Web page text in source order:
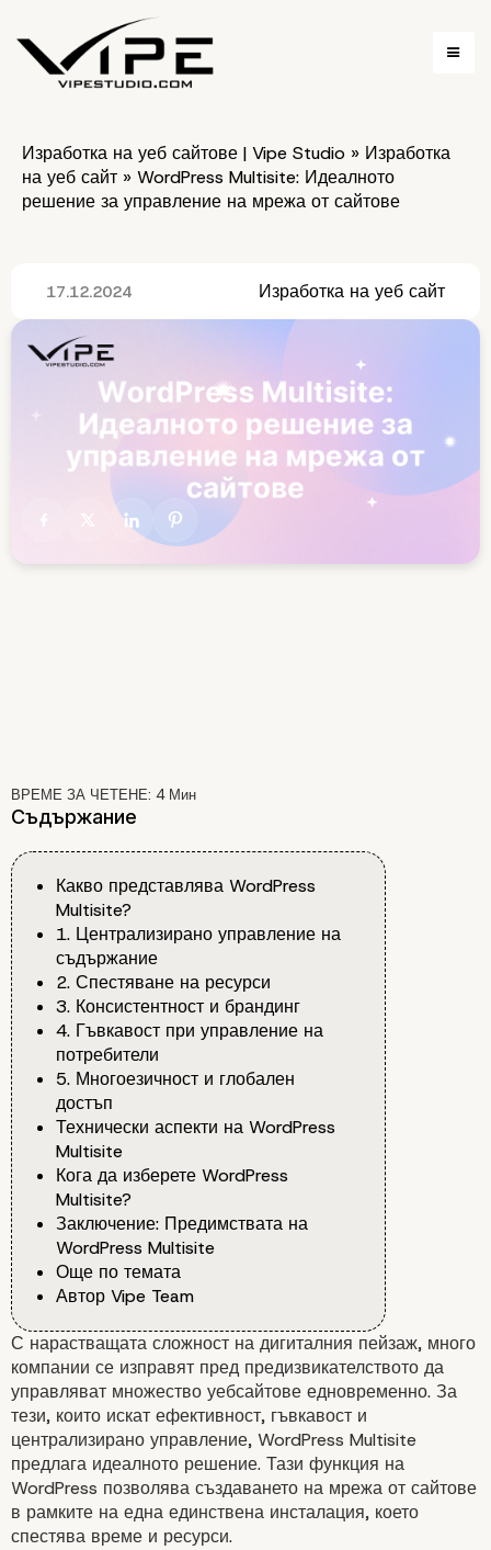
Изработка на уеб сайтове | Vipe Studio » Изработка
на уеб сайт » WordPress Multisite: Идеалното
решение за управление на мрежа от сайтове
17.12.2024 Изработка на уеб сайт
ВРЕМЕ ЗА ЧЕТЕНЕ: 4Мин
Съдържание
Какво представлява WordPress
Multisite?
1. Централизирано управление на
съдържание
2. Спестяване на ресурси
3. Консистентност и брандинг
4. Гъвкавост при управление на
потребители
5. Многоезичност и глобален
достъп
Технически аспекти на WordPress
Multisite
Кога да изберете WordPress
Multisite?
Заключение: Предимствата на
WordPress Multisite
Още по темата
Автор Vipe Team
С нарастващата сложност на дигиталния пейзаж, много
компании се изправят пред предизвикателството да
управляват множество уебсайтове едновременно. За
тези, които искат ефективност, гъвкавост и
централизирано управление, WordPress Multisite
предлага идеалното решение. Тази функция на
WordPress позволява създаването на мрежа от сайтове
в рамките на една единствена инсталация, което
спестява време и ресурси.